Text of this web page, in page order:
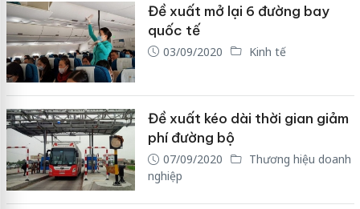
Đề xuất mở lại 6 đường bay
quốc tế
03/09/2020 Kinh tế
Đề xuất kéo dài thời gian giảm
phí đường bộ
07/09/2020
Thương hiệu doanh
nghiệp